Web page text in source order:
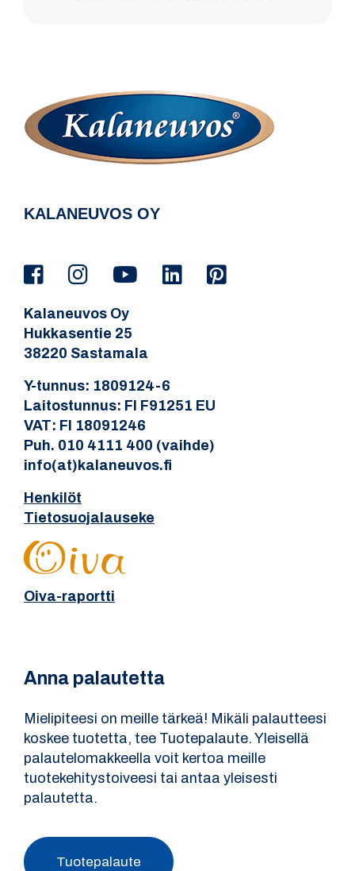
KALANEUVOS OY
Kalaneuvos Oy
Hukkasentie 25
38220 Sastamala
Y-tunnus: 1809124-6
Laitostunnus: FI F91251 EU
VAT: FI 18091246
Puh. 010 4111 400 (vaihde)
info(at)kalaneuvos.fi
Henkilöt
Tietosuojalauseke
Oiva-raportti
Anna palautetta
Mielipiteesi on meille tärkeä! Mikäli palautteesi
koskee tuotetta, tee Tuotepalaute. Yleisellä
palautelomakkeella voit kertoa meille
tuotekehitystoiveesi tai antaa yleisesti
palautetta.
Tuotepalaute